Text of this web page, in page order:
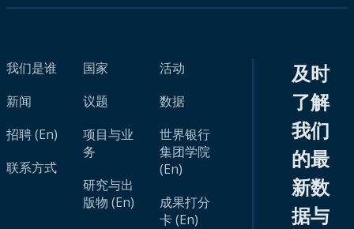
我们是谁
新闻
招聘 (En)
联系方式
国家
议题
项目与业
务
研究与出
版物 (En)
活动
数据
世界银行
集团学院
(En)
成果打分
卡 (En)
及时
了解
我们
的最
新数
据与